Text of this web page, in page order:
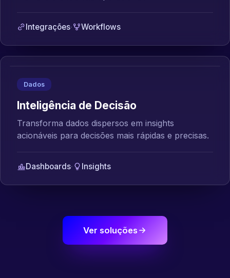
Integrações· Workflows
Dados
Inteligência de Decisão
Transforma dados dispersos em insights
acionáveis para decisões mais rápidas e precisas.
Dashboards· Insights
Ver soluções